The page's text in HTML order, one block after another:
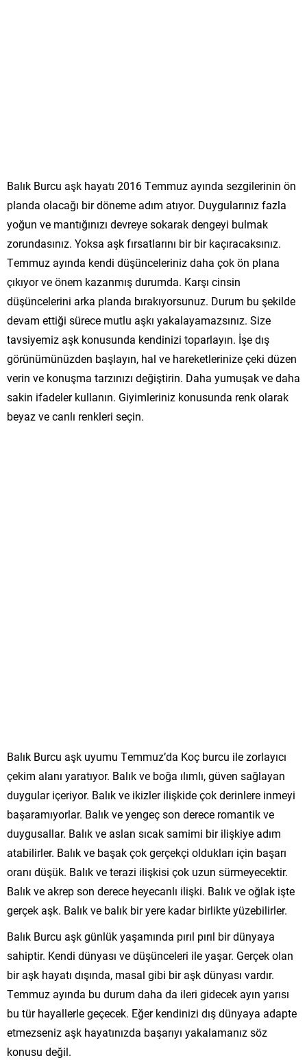
Balık Burcu aşk hayatı 2016 Temmuz ayında sezgilerinin ön
planda olacağı bir döneme adım atıyor. Duygularınız fazla
yoğun ve mantığınızı devreye sokarak dengeyi bulmak
zorundasınız. Yoksa aşk fırsatlarını bir bir kaçıracaksınız.
Temmuz ayında kendi düşünceleriniz daha çok ön plana
çıkıyor ve önem kazanmış durumda. Karşı cinsin
düşüncelerini arka planda bırakıyorsunuz. Durum bu şekilde
devam ettiği sürece mutlu aşkı yakalayamazsınız. Size
tavsiyemiz aşk konusunda kendinizi toparlayın. İşe dış
görünümünüzden başlayın, hal ve hareketlerinize çeki düzen
verin ve konuşma tarzınızı değiştirin. Daha yumuşak ve daha
sakin ifadeler kullanın. Giyimleriniz konusunda renk olarak
beyaz ve canlı renkleri seçin.
Balık Burcu aşk uyumu Temmuz’da Koç burcu ile zorlayıcı
çekim alanı yaratıyor. Balık ve boğa ılımlı, güven sağlayan
duygular içeriyor. Balık ve ikizler ilişkide çok derinlere inmeyi
başaramıyorlar. Balık ve yengeç son derece romantik ve
duygusallar. Balık ve aslan sıcak samimi bir ilişkiye adım
atabilirler. Balık ve başak çok gerçekçi oldukları için başarı
oranı düşük. Balık ve terazi ilişkisi çok uzun sürmeyecektir.
Balık ve akrep son derece heyecanlı ilişki. Balık ve oğlak işte
gerçek aşk. Balık ve balık bir yere kadar birlikte yüzebilirler.
Balık Burcu aşk günlük yaşamında pırıl pırıl bir dünyaya
sahiptir. Kendi dünyası ve düşünceleri ile yaşar. Gerçek olan
bir aşk hayatı dışında, masal gibi bir aşk dünyası vardır.
Temmuz ayında bu durum daha da ileri gidecek ayın yarısı
bu tür hayallerle geçecek. Eğer kendinizi dış dünyaya adapte
etmezseniz aşk hayatınızda başarıyı yakalamanız söz
konusu değil.